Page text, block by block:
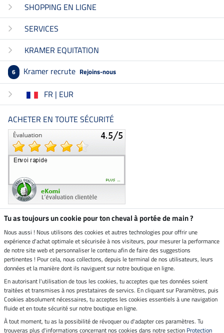
SHOPPING EN LIGNE
SERVICES
KRAMER EQUITATION
6 Kramer recrute Rejoins-nous
FR | EUR
ACHETER EN TOUTE SÉCURITÉ
Boutique climatiquement
neutre
Livraison par
Paiement sécurisé
Mentions légales
Tu as toujours un cookie pour ton cheval à portée de main ?
Nous aussi ! Nous utilisons des cookies et autres technologies pour offrir une
expérience d'achat optimale et sécurisée à nos visiteurs, pour mesurer la performance
de notre site web et personnaliser le contenu afin de faire des suggestions
pertinentes ! Pour cela, nous collectons, depuis le terminal de nos utilisateurs, leurs
données et la manière dont ils naviguent sur notre boutique en ligne.
En autorisant l'utilisation de tous les cookies, tu acceptes que tes données soient
traitées et transmises à nos prestataires de servics. En cliquant sur Paramètres, puis
Cookies absolument nécessaires, tu acceptes les cookies essentiels à une navigation
fluide et en toute sécurité sur notre boutique en ligne.
À tout moment, tu as la possibilité de révoquer ou d'adapter ces paramètres. Tu
trouveras plus d'informations concernant nos cookies dans notre section Protection